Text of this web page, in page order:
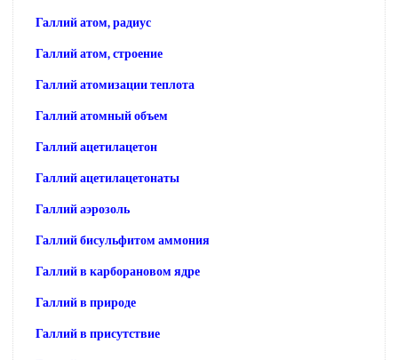
Галлий атом, радиус
Галлий атом, строение
Галлий атомизации теплота
Галлий атомный объем
Галлий ацетилацетон
Галлий ацетилацетонаты
Галлий аэрозоль
Галлий бисульфитом аммония
Галлий в карборановом ядре
Галлий в природе
Галлий в присутствие